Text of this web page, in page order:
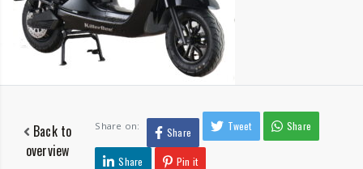
Back to
overview
Share on: Share Tweet Share
Share Pin it